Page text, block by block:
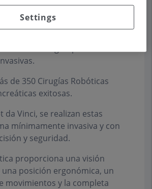
Cirujano en hacer una Resección
de 350 Cirugías Robóticas
exitosas.
da Vinci, se realizan estas
mínimamente invasiva y con
y seguridad.
proporciona una visión
posición ergonómica, un
movimientos y la completa
Settings